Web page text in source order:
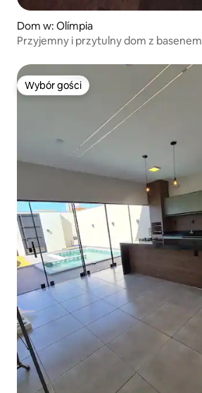
Dom w: Olímpia
Przyjemny i przytulny dom z basenem
Wybór gości
Wybór gości